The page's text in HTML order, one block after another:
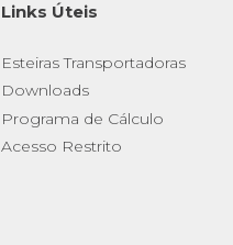
Links Úteis
Esteiras Transportadoras
Downloads
Programa de Cálculo
Acesso Restrito